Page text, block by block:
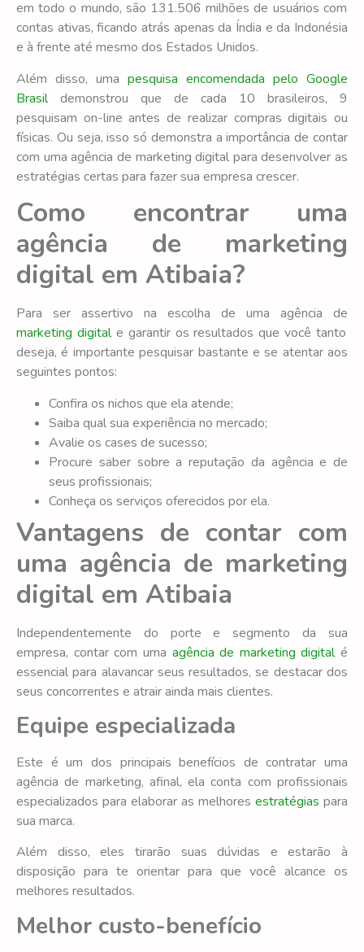
em todo o mundo, são 131.506 milhões de usuários com
contas ativas, ficando atrás apenas da Índia e da Indonésia
e à frente até mesmo dos Estados Unidos.
Além disso, uma pesquisa encomendada pelo Google
Brasildemonstrou que de cada 10 brasileiros, 9
pesquisam on-line antes de realizar compras digitais ou
físicas. Ou seja, isso só demonstra a importância de contar
com uma agência de marketing digital para desenvolver as
estratégias certas para fazer sua empresa crescer.
Como encontrar uma
agência de marketing
digital em Atibaia?
Para ser assertivo na escolha de uma agência de
marketing digitale garantir os resultados que você tanto
deseja, é importante pesquisar bastante e se atentar aos
seguintes pontos:
Confira os nichos que ela atende;
Saiba qual sua experiência no mercado;
Avalie os cases de sucesso;
Procure saber sobre a reputação da agência e de
seus profissionais;
Conheça os serviços oferecidos por ela.
Vantagens de contar com
uma agência de marketing
digital em Atibaia
Independentemente do porte e segmento da sua
empresa, contar com uma agência de marketing digitalé
essencial para alavancar seus resultados, se destacar dos
seus concorrentes e atrair ainda mais clientes.
Equipe especializada
Este é um dos principais benefícios de contratar uma
agência de marketing, afinal, ela conta com profissionais
especializados para elaborar as melhores estratégias para
sua marca.
Além disso, eles tirarão suas dúvidas e estarão à
disposição para te orientar para que você alcance os
melhores resultados.
Melhor custo-benefício